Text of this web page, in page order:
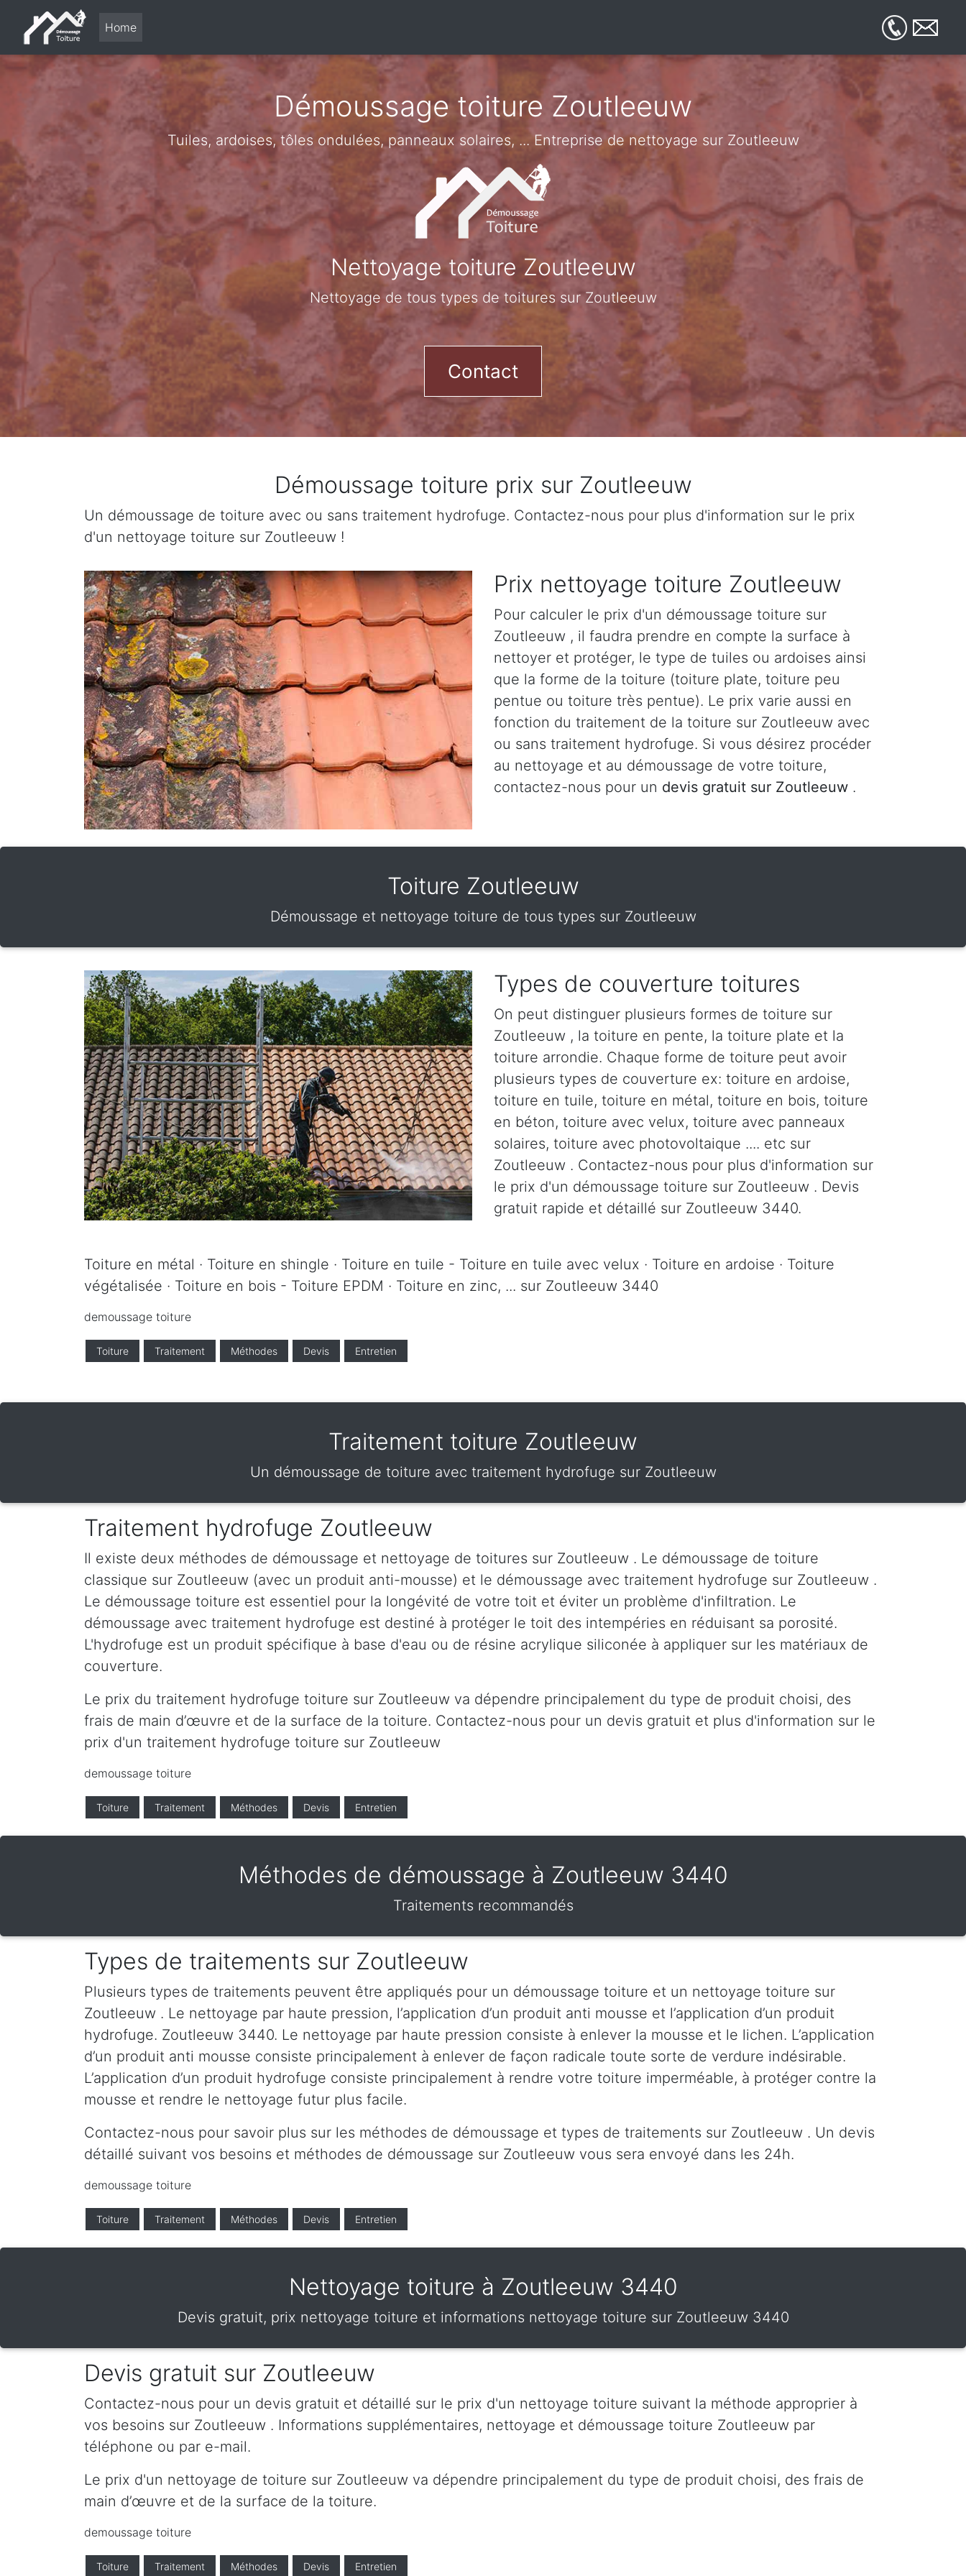
Home
Démoussage toiture Zoutleeuw
Tuiles, ardoises, tôles ondulées, panneaux solaires, ... Entreprise de nettoyage sur Zoutleeuw
Nettoyage toiture Zoutleeuw
Nettoyage de tous types de toitures sur Zoutleeuw
Contact
Démoussage toiture prix sur Zoutleeuw
Un démoussage de toiture avec ou sans traitement hydrofuge. Contactez-nous pour plus d'information sur le prix
d'un nettoyage toiture sur Zoutleeuw !
Prix nettoyage toiture Zoutleeuw
Pour calculer le prix d'un démoussage toiture sur
Zoutleeuw , il faudra prendre en compte la surface à
nettoyer et protéger, le type de tuiles ou ardoises ainsi
que la forme de la toiture (toiture plate, toiture peu
pentue ou toiture très pentue). Le prix varie aussi en
fonction du traitement de la toiture sur Zoutleeuw avec
ou sans traitement hydrofuge. Si vous désirez procéder
au nettoyage et au démoussage de votre toiture,
contactez-nous pour un devis gratuit sur Zoutleeuw .
Toiture Zoutleeuw
Démoussage et nettoyage toiture de tous types sur Zoutleeuw
Types de couverture toitures
On peut distinguer plusieurs formes de toiture sur
Zoutleeuw , la toiture en pente, la toiture plate et la
toiture arrondie. Chaque forme de toiture peut avoir
plusieurs types de couverture ex: toiture en ardoise,
toiture en tuile, toiture en métal, toiture en bois, toiture
en béton, toiture avec velux, toiture avec panneaux
solaires, toiture avec photovoltaique .... etc sur
Zoutleeuw . Contactez-nous pour plus d'information sur
le prix d'un démoussage toiture sur Zoutleeuw . Devis
gratuit rapide et détaillé sur Zoutleeuw 3440.
Toiture en métal · Toiture en shingle · Toiture en tuile - Toiture en tuile avec velux · Toiture en ardoise · Toiture
végétalisée · Toiture en bois - Toiture EPDM · Toiture en zinc, ... sur Zoutleeuw 3440
demoussage toiture
Toiture Traitement Méthodes Devis Entretien
Traitement toiture Zoutleeuw
Un démoussage de toiture avec traitement hydrofuge sur Zoutleeuw
Traitement hydrofuge Zoutleeuw
Il existe deux méthodes de démoussage et nettoyage de toitures sur Zoutleeuw . Le démoussage de toiture
classique sur Zoutleeuw (avec un produit anti-mousse) et le démoussage avec traitement hydrofuge sur Zoutleeuw .
Le démoussage toiture est essentiel pour la longévité de votre toit et éviter un problème d'infiltration. Le
démoussage avec traitement hydrofuge est destiné à protéger le toit des intempéries en réduisant sa porosité.
L'hydrofuge est un produit spécifique à base d'eau ou de résine acrylique siliconée à appliquer sur les matériaux de
couverture.
Le prix du traitement hydrofuge toiture sur Zoutleeuw va dépendre principalement du type de produit choisi, des
frais de main d’œuvre et de la surface de la toiture. Contactez-nous pour un devis gratuit et plus d'information sur le
prix d'un traitement hydrofuge toiture sur Zoutleeuw
demoussage toiture
Toiture Traitement Méthodes Devis Entretien
Méthodes de démoussage à Zoutleeuw 3440
Traitements recommandés
Types de traitements sur Zoutleeuw
Plusieurs types de traitements peuvent être appliqués pour un démoussage toiture et un nettoyage toiture sur
Zoutleeuw . Le nettoyage par haute pression, l’application d’un produit anti mousse et l’application d’un produit
hydrofuge. Zoutleeuw 3440. Le nettoyage par haute pression consiste à enlever la mousse et le lichen. L’application
d’un produit anti mousse consiste principalement à enlever de façon radicale toute sorte de verdure indésirable.
L’application d’un produit hydrofuge consiste principalement à rendre votre toiture imperméable, à protéger contre la
mousse et rendre le nettoyage futur plus facile.
Contactez-nous pour savoir plus sur les méthodes de démoussage et types de traitements sur Zoutleeuw . Un devis
détaillé suivant vos besoins et méthodes de démoussage sur Zoutleeuw vous sera envoyé dans les 24h.
demoussage toiture
Toiture Traitement Méthodes Devis Entretien
Nettoyage toiture à Zoutleeuw 3440
Devis gratuit, prix nettoyage toiture et informations nettoyage toiture sur Zoutleeuw 3440
Devis gratuit sur Zoutleeuw
Contactez-nous pour un devis gratuit et détaillé sur le prix d'un nettoyage toiture suivant la méthode approprier à
vos besoins sur Zoutleeuw . Informations supplémentaires, nettoyage et démoussage toiture Zoutleeuw par
téléphone ou par e-mail.
Le prix d'un nettoyage de toiture sur Zoutleeuw va dépendre principalement du type de produit choisi, des frais de
main d’œuvre et de la surface de la toiture.
demoussage toiture
Toiture Traitement Méthodes Devis Entretien